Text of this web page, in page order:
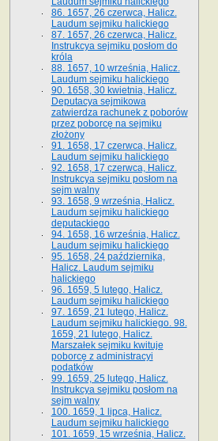
86. 1657, 26 czerwca, Halicz.
Laudum sejmiku halickiego
87. 1657, 26 czerwca, Halicz.
Instrukcya sejmiku posłom do
króla
88. 1657, 10 września, Halicz.
Laudum sejmiku halickiego
90. 1658, 30 kwietnia, Halicz.
Deputacya sejmikowa
zatwierdza rachunek z poborów
przez poborcę na sejmiku
złożony
91. 1658, 17 czerwca, Halicz.
Laudum sejmiku halickiego
92. 1658, 17 czerwca, Halicz.
Instrukcya sejmiku posłom na
sejm walny
93. 1658, 9 września, Halicz.
Laudum sejmiku halickiego
deputackiego
94. 1658, 16 września, Halicz.
Laudum sejmiku halickiego
95. 1658, 24 października,
Halicz. Laudum sejmiku
halickiego
96. 1659, 5 lutego, Halicz.
Laudum sejmiku halickiego
97. 1659, 21 lutego, Halicz.
Laudum sejmiku halickiego. 98.
1659, 21 lutego, Halicz.
Marszałek sejmiku kwituje
poborcę z administracyi
podatków
99. 1659, 25 lutego, Halicz.
Instrukcya sejmiku posłom na
sejm walny
100. 1659, 1 lipca, Halicz.
Laudum sejmiku halickiego
101. 1659, 15 września, Halicz.